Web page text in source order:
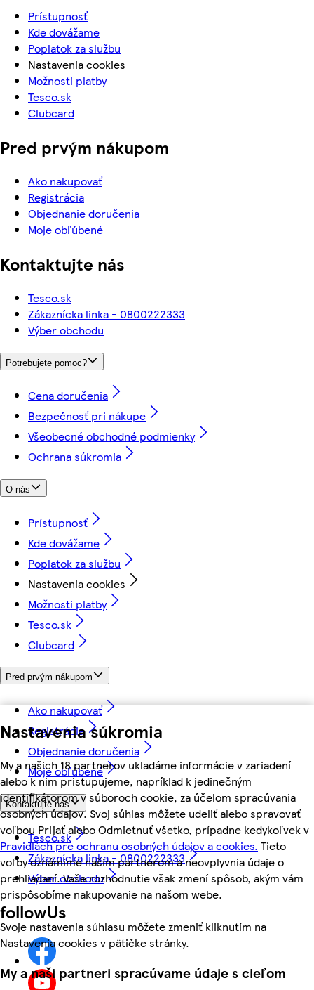
Nastavenia súkromia
My a našich 18 partnerov ukladáme informácie v zariadení
alebo k nim pristupujeme, napríklad k jedinečným
identifikátorom v súboroch cookie, za účelom spracúvania
osobných údajov. Svoj súhlas môžete udeliť alebo spravovať
voľbou Prijať alebo Odmietnuť všetko, prípadne kedykoľvek v
Pravidlách pre ochranu osobných údajov a cookies. Tieto
voľby oznámime našim partnerom a neovplyvnia údaje o
prehliadaní. Vaše rozhodnutie však zmení spôsob, akým vám
prispôsobíme nakupovanie na našom webe.
Svoje nastavenia súhlasu môžete zmeniť kliknutím na
Nastavenia cookies v pätičke stránky.
My a naši partneri spracúvame údaje s cieľom
Prístupnosť
Kde dovážame
Poplatok za službu
Nastavenia cookies
Možnosti platby
Tesco.sk
Clubcard
Pred prvým nákupom
Ako nakupovať
Registrácia
Objednanie doručenia
Moje obľúbené
Kontaktujte nás
Tesco.sk
Zákaznícka linka - 0800222333
Výber obchodu
Potrebujete pomoc?
Cena doručenia
Bezpečnosť pri nákupe
Všeobecné obchodné podmienky
Ochrana súkromia
O nás
Prístupnosť
Kde dovážame
Poplatok za službu
Nastavenia cookies
Možnosti platby
Tesco.sk
Clubcard
Pred prvým nákupom
Ako nakupovať
Registrácia
Objednanie doručenia
Moje obľúbené
Kontaktujte nás
Tesco.sk
Zákaznícka linka - 0800222333
Výber obchodu
followUs